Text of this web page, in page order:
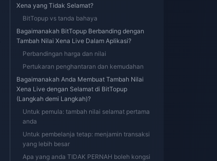
Xena yang Tidak Selamat?
BitTopup vs tanda bahaya
Bagaimanakah BitTopup Berbanding dengan
Tambah Nilai Xena Live Dalam Aplikasi?
Perbandingan harga dan nilai
Pertukaran penghantaran dan kemudahan
Bagaimanakah Anda Membuat Tambah Nilai
Xena Live dengan Selamat di BitTopup
(Langkah demi Langkah)?
Untuk pemula: tambah nilai selamat pertama
anda
Untuk pembelanja tetap: menjamin transaksi
yang lebih besar
Apa yang anda TIDAK PERNAH boleh kongsi